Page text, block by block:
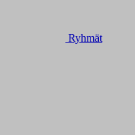
Ryhmät